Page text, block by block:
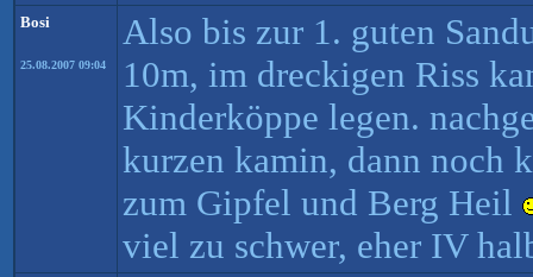
Bosi
25.08.2007 09:04
Also bis zur 1. guten
10m, im dreckigen Riss
Kinderköppe legen.
kurzen kamin, dann noch
zum Gipfel und Berg Heil
viel zu schwer, eher IV